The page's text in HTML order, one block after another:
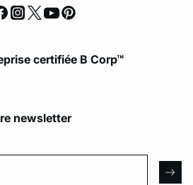
certifiée B Corp™
newsletter